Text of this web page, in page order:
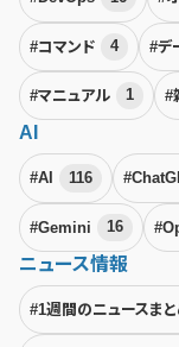
#コマンド 4 #デ
#マニュアル 1 #
AI
#AI 116
#Gemini 16
ニュース情報
#1週間のニュースま